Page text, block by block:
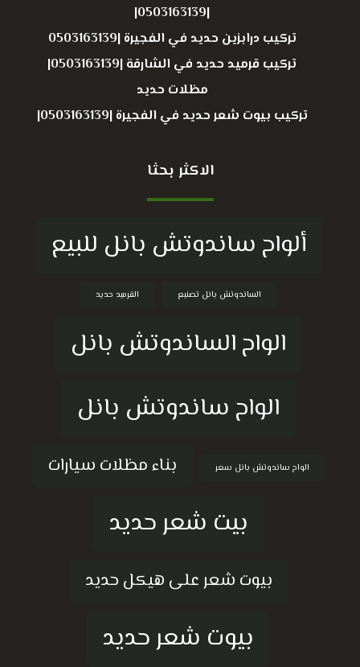
|0503163139|
تركيب درابزين حديد في الفجيرة |0503163139
تركيب قرميد حديد في الشارقة |0503163139|
مظلات حديد
تركيب بيوت شعر حديد في الفجيرة |0503163139|
الاكثر بحثا
ألواح ساندوتش بانل للبيع
الساندوتش بانل تصنيع القرميد حديد
الواح الساندوتش بانل
الواح ساندوتش بانل
الواح ساندوتش بانل سعر بناء مظلات سيارات
بيت شعر حديد
بيوت شعر على هيكل حديد
بيوت شعر حديد